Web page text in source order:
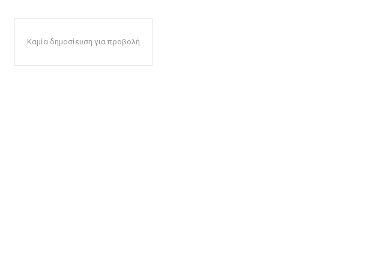
Καμία δημοσίευση για προβολή